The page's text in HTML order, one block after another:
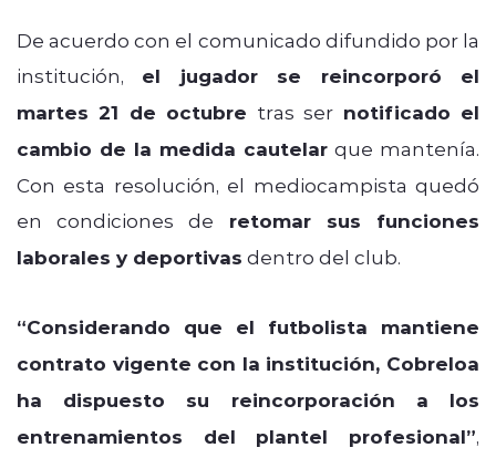
De acuerdo con el comunicado difundido por la
institución, el jugador se reincorporó el
martes 21 de octubre tras ser notificado el
cambio de la medida cautelar que mantenía.
Con esta resolución, el mediocampista quedó
en condiciones de retomar sus funciones
laborales y deportivas dentro del club.
“Considerando que el futbolista mantiene
contrato vigente con la institución, Cobreloa
ha dispuesto su reincorporación a los
entrenamientos del plantel profesional”,